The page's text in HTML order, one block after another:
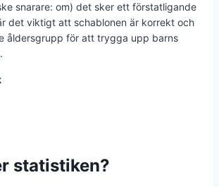
snarare: om) det sker ett förstatligande
det viktigt att schablonen är korrekt och
åldersgrupp för att trygga upp barns
statistiken?